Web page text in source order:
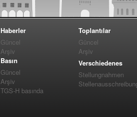
Haberler
Güncel
Arşiv
Basın
Güncel
Arşiv
TGS-H basında
Toplantılar
Güncel
Arşiv
Verschiedenes
Stellungnahmen